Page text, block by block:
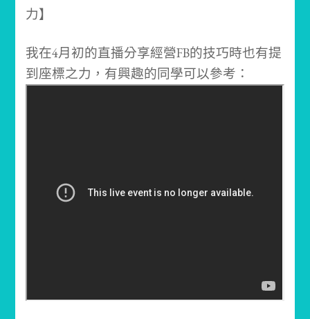
我在4月初的直播分享經營FB的技巧時也有提
到座標之力，有興趣的同學可以參考：